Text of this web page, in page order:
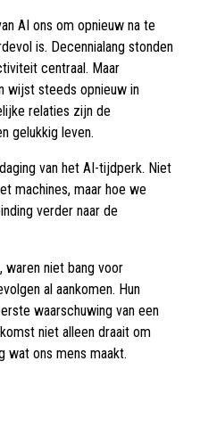
AI ons om opnieuw na te
is. Decennialang stonden
centraal. Maar
wijst steeds opnieuw in
relaties zijn de
gelukkig leven.
van het AI-tijdperk. Niet
machines, maar hoe we
verder naar de
waren niet bang voor
al aankomen. Hun
waarschuwing van een
niet alleen draait om
wat ons mens maakt.